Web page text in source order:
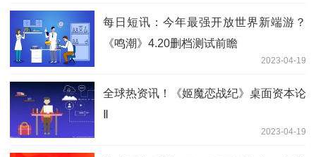
每日短讯：今年最强开放世界新端游？
《鸣潮》4.20删档测试前瞻
2023-04-19
全球热资讯！《姬魔恋战纪》桌面资本论
2023-04-19